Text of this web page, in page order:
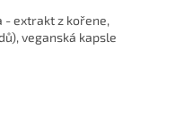
- extrakt z kořene,
veganská kapsle